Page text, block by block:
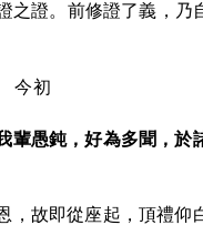
之證。前修證了義，乃
今初
輩愚鈍，好為多聞，於
，故即從座起，頂禮仰